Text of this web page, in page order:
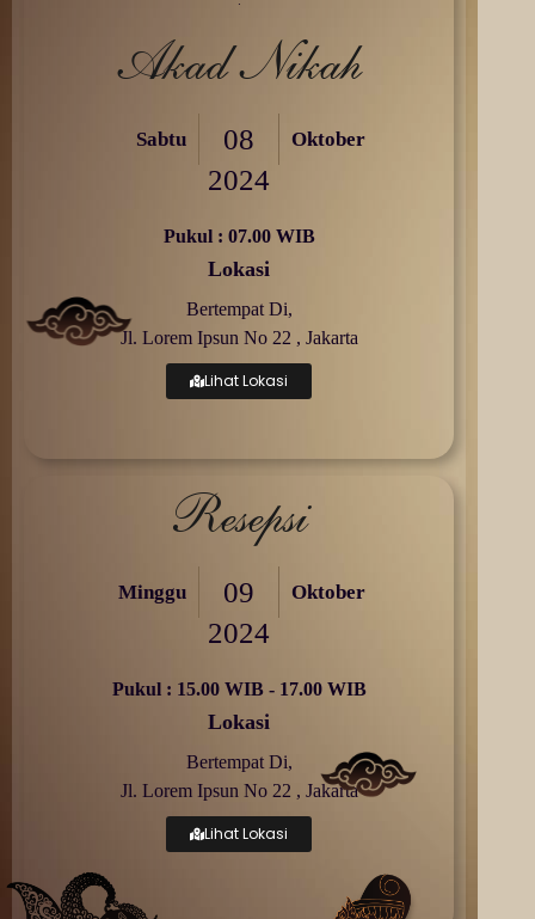
Akad Nikah
Sabtu 08 Oktober
2024
Pukul : 07.00 WIB
Lokasi
Bertempat Di,
Jl. Lorem Ipsun No 22 , Jakarta
Lihat Lokasi
Resepsi
Minggu 09 Oktober
2024
Pukul : 15.00 WIB - 17.00 WIB
Lokasi
Bertempat Di,
Jl. Lorem Ipsun No 22 , Jakarta
Lihat Lokasi